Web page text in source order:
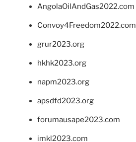
AngolaOilAndGas2022.com
Convoy4Freedom2022.com
grur2023.org
hkhk2023.org
napm2023.org
apsdfd2023.org
forumausape2023.com
imkl2023.com